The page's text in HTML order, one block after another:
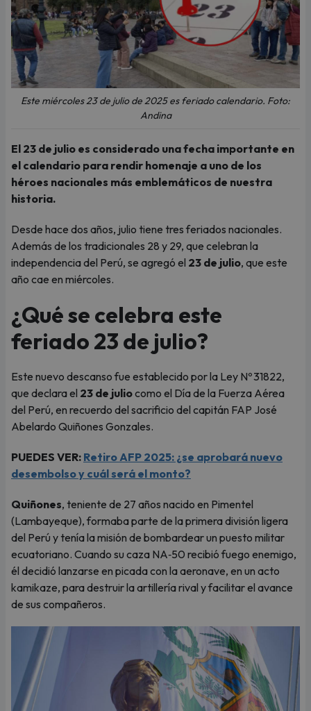
Este miércoles 23 de julio de 2025 es feriado calendario. Foto:
Andina
El 23 de julio es considerado una fecha importante en
el calendario para rendir homenaje a uno de los
héroes nacionales más emblemáticos de nuestra
historia.
Desde hace dos años, julio tiene tres feriados nacionales.
Además de los tradicionales 28 y 29, que celebran la
independencia del Perú, se agregó el 23 de julio, que este
año cae en miércoles.
¿Qué se celebra este
feriado 23 de julio?
Este nuevo descanso fue establecido por la Ley Nº 31822,
que declara el 23 de juliocomo el Día de la Fuerza Aérea
del Perú, en recuerdo del sacrificio del capitán FAP José
Abelardo Quiñones Gonzales.
PUEDES VER: Retiro AFP 2025: ¿se aprobará nuevo
desembolso y cuál será el monto?
Quiñones, teniente de 27 años nacido en Pimentel
(Lambayeque), formaba parte de la primera división ligera
del Perú y tenía la misión de bombardear un puesto militar
ecuatoriano. Cuando su caza NA‑50 recibió fuego enemigo,
él decidió lanzarse en picada con la aeronave, en un acto
kamikaze, para destruir la artillería rival y facilitar el avance
de sus compañeros.